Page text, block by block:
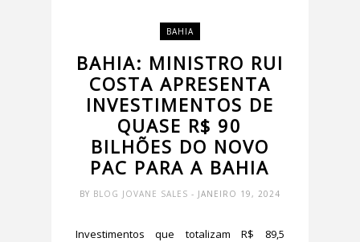
BAHIA
BAHIA: MINISTRO RUI
COSTA APRESENTA
INVESTIMENTOS DE
QUASE R$ 90
BILHÕES DO NOVO
PAC PARA A BAHIA
BY BLOG JOVANE SALES - JANEIRO 19, 2024
Investimentos que totalizam R$ 89,5